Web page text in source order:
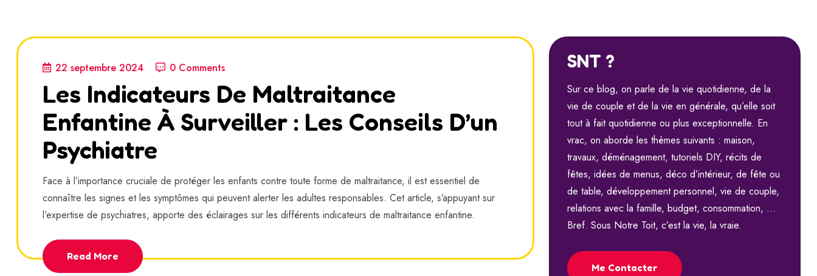
22 septembre 2024 0 Comments
Les Indicateurs De Maltraitance
Enfantine À Surveiller : Les Conseils D’un
Psychiatre
Face à l’importance cruciale de protéger les enfants contre toute forme de maltraitance, il est essentiel de
connaître les signes et les symptômes qui peuvent alerter les adultes responsables. Cet article, s’appuyant sur
l’expertise de psychiatres, apporte des éclairages sur les différents indicateurs de maltraitance enfantine.
Read More
SNT ?
Sur ce blog, on parle de la vie quotidienne, de la
vie de couple et de la vie en générale, qu’elle soit
tout à fait quotidienne ou plus exceptionnelle. En
vrac, on aborde les thèmes suivants : maison,
travaux, déménagement, tutoriels DIY, récits de
fêtes, idées de menus, déco d’intérieur, de fête ou
de table, développement personnel, vie de couple,
relations avec la famille, budget, consommation, …
Bref. Sous Notre Toit, c’est la vie, la vraie.
Me Contacter